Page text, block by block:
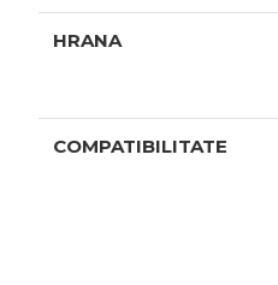
HRANA
COMPATIBILITATE